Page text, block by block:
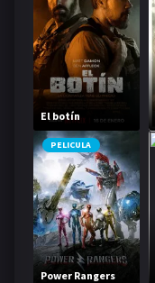
El botín
PELICULA
Power Rangers